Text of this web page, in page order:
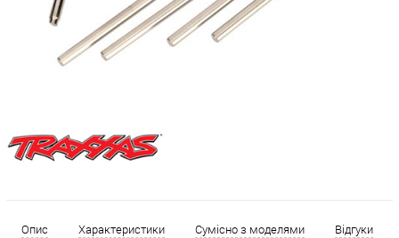
Опис Характеристики Сумісно з моделями Відгуки